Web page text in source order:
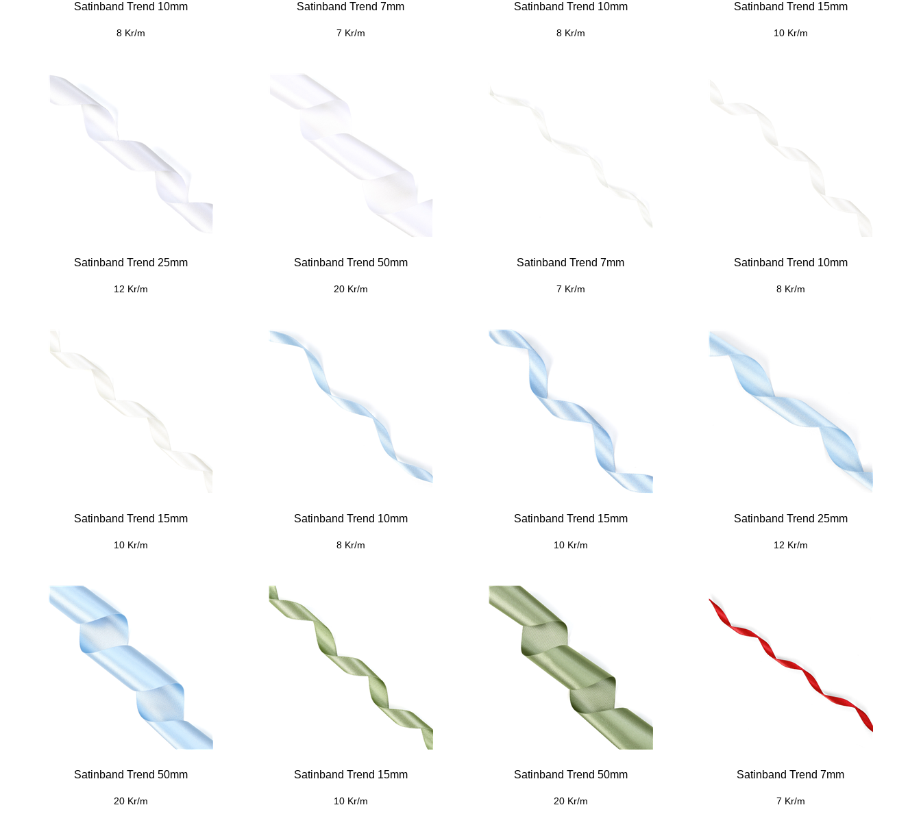
Satinband Trend 10mm
8 Kr/m
Satinband Trend 7mm
7 Kr/m
Satinband Trend 10mm
8 Kr/m
Satinband Trend 15mm
10 Kr/m
Satinband Trend 25mm
12 Kr/m
Satinband Trend 50mm
20 Kr/m
Satinband Trend 7mm
7 Kr/m
Satinband Trend 10mm
8 Kr/m
Satinband Trend 15mm
10 Kr/m
Satinband Trend 10mm
8 Kr/m
Satinband Trend 15mm
10 Kr/m
Satinband Trend 25mm
12 Kr/m
Satinband Trend 50mm
20 Kr/m
Satinband Trend 15mm
10 Kr/m
Satinband Trend 50mm
20 Kr/m
Satinband Trend 7mm
7 Kr/m